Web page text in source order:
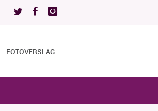
FOTOVERSLAG